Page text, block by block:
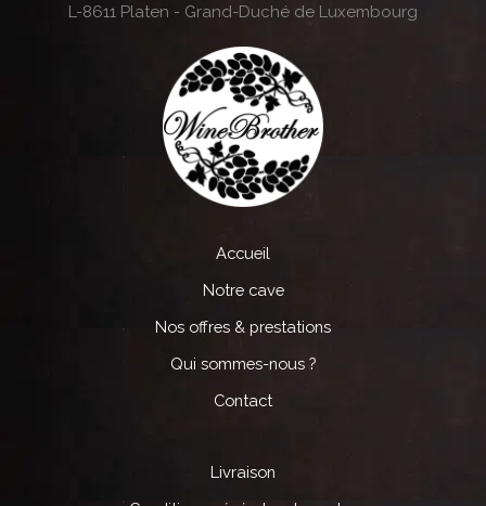
L-8611 Platen - Grand-Duché de Luxembourg
Accueil
Notre cave
Nos offres & prestations
Qui sommes-nous ?
Contact
Livraison